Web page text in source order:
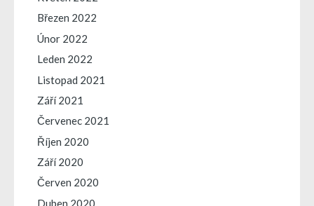
Březen 2022
Únor 2022
Leden 2022
Listopad 2021
Září 2021
Červenec 2021
Říjen 2020
Září 2020
Červen 2020
Duben 2020